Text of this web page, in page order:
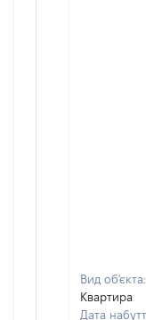
Вид об'єкта:
Квартира
Дата